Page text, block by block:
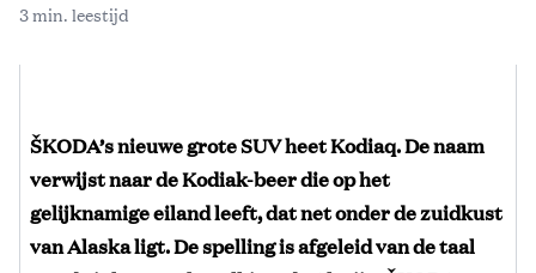
3 min. leestijd
ŠKODA’s nieuwe grote SUV heet Kodiaq. De naam
verwijst naar de Kodiak-beer die op het
gelijknamige eiland leeft, dat net onder de zuidkust
van Alaska ligt. De spelling is afgeleid van de taal